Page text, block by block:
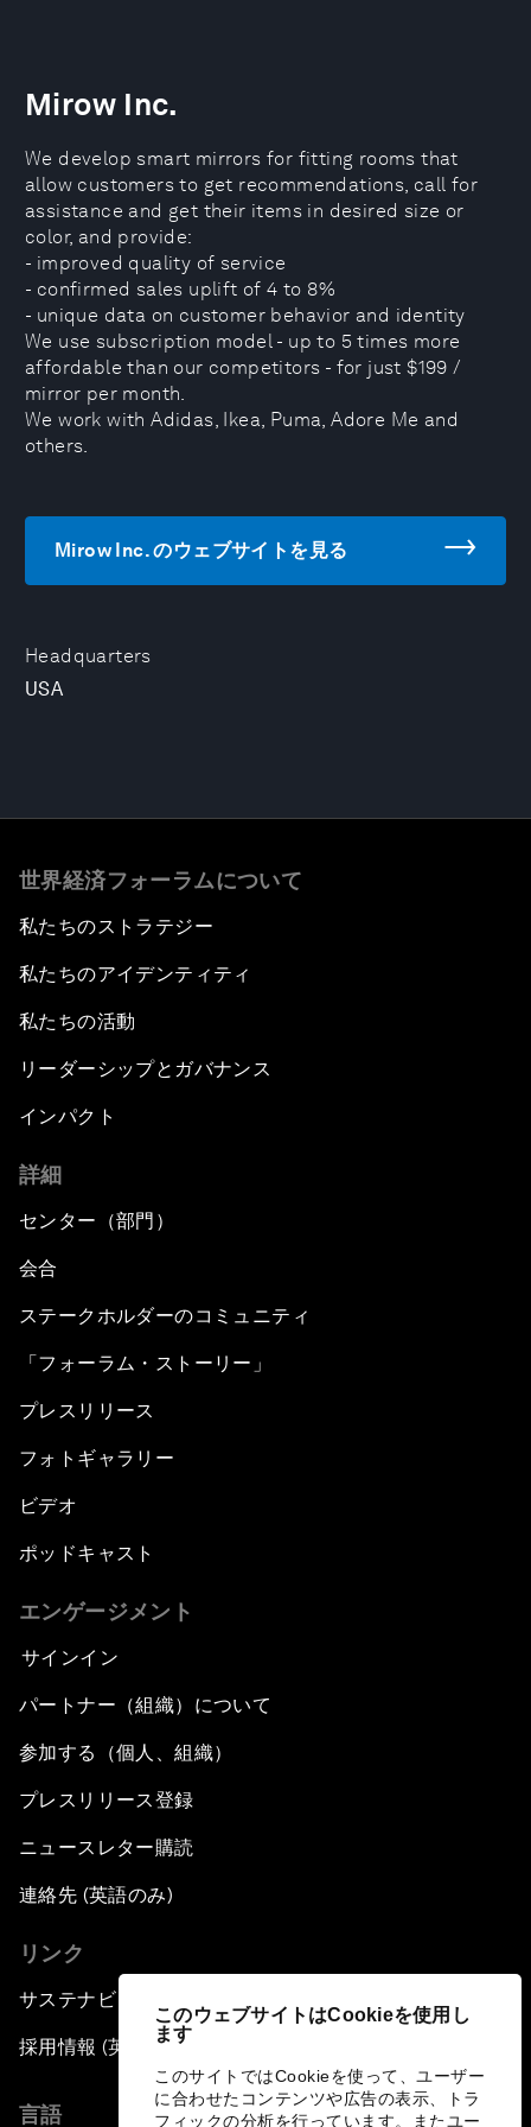
このウェブサイトはCookieを使用し
ます
このサイトではCookieを使って、ユーザー
に合わせたコンテンツや広告の表示、トラ
フィックの分析を行っています。またユー
Headquarters
USA
Mirow Inc.
We develop smart mirrors for fitting rooms that
allow customers to get recommendations, call for
assistance and get their items in desired size or
color, and provide:
- improved quality of service
- confirmed sales uplift of 4 to 8%
- unique data on customer behavior and identity
We use subscription model - up to 5 times more
affordable than our competitors - for just $199 /
mirror per month.
We work with Adidas, Ikea, Puma, Adore Me and
others.
Mirow Inc. のウェブサイトを見る
世界経済フォーラムについて
私たちのストラテジー
私たちのアイデンティティ
私たちの活動
リーダーシップとガバナンス
インパクト
詳細
センター（部門）
会合
ステークホルダーのコミュニティ
「フォーラム・ストーリー」
プレスリリース
フォトギャラリー
ビデオ
ポッドキャスト
エンゲージメント
サインイン
パートナー（組織）について
参加する（個人、組織）
プレスリリース登録
ニュースレター購読
連絡先 (英語のみ)
リンク
サステナビリティへの取り組み
採用情報 (英語のみ)
言語